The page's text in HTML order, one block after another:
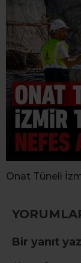
Onat Tüneli
Bir yanıt